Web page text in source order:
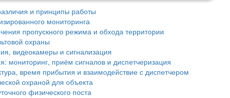
и принципы работы
мониторинга
пропускного режима и обхода территории
охраны
видеокамеры и сигнализация
мониторинг, приём сигналов и диспетчеризация
время прибытия и взаимодействие с диспетчером
охраной для объекта
физического поста